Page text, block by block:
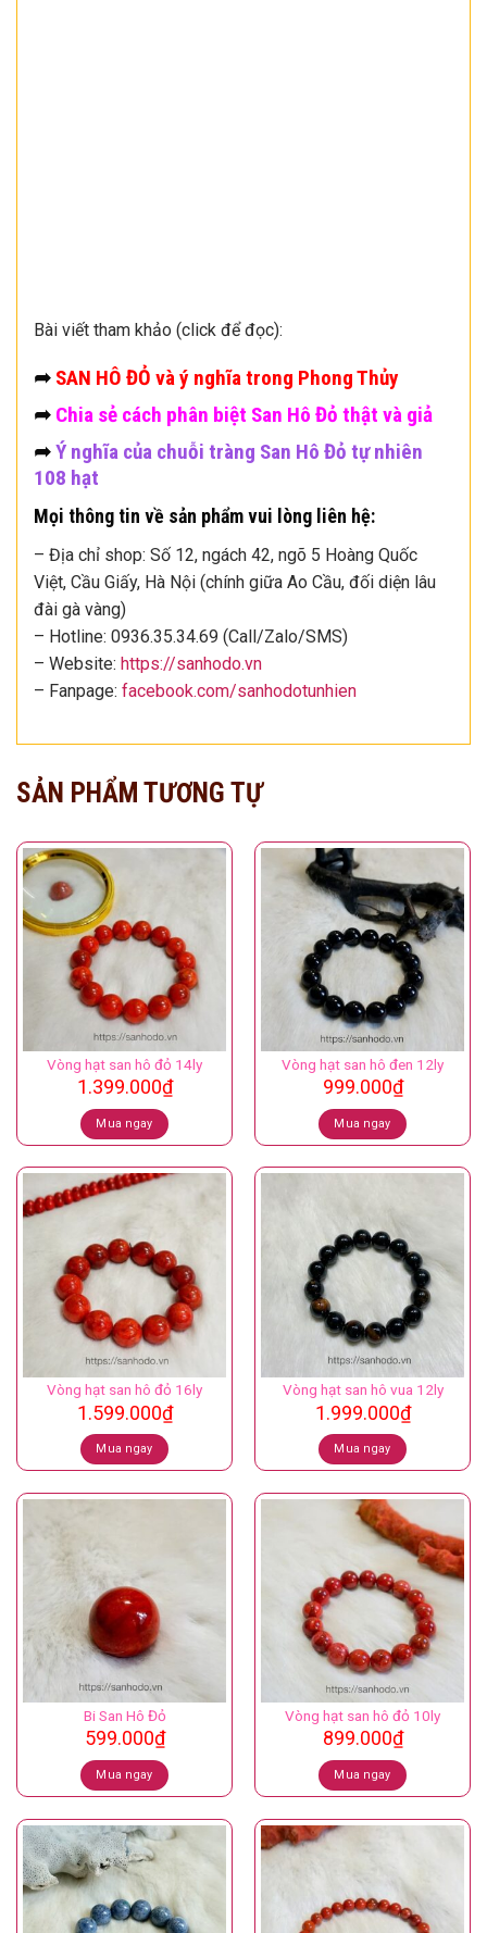
Bài viết tham khảo (click để đọc):
➦ SAN HÔ ĐỎ và ý nghĩa trong Phong Thủy
➦ Chia sẻ cách phân biệt San Hô Đỏ thật và giả
➦Ý nghĩa của chuỗi tràng San Hô Đỏ tự nhiên
108 hạt
Mọi thông tin về sản phẩm vui lòng liên hệ:
– Địa chỉ shop: Số 12, ngách 42, ngõ 5 Hoàng Quốc
Việt, Cầu Giấy, Hà Nội (chính giữa Ao Cầu, đối diện lâu
đài gà vàng)
– Hotline: 0936.35.34.69 (Call/Zalo/SMS)
– Website: https://sanhodo.vn
– Fanpage: facebook.com/sanhodotunhien
SẢN PHẨM TƯƠNG TỰ
Vòng hạt san hô đỏ 14ly
1.399.000₫
Mua ngay
Vòng hạt san hô đen 12ly
999.000₫
Mua ngay
Vòng hạt san hô đỏ 16ly
1.599.000₫
Mua ngay
Vòng hạt san hô vua 12ly
1.999.000₫
Mua ngay
Bi San Hô Đỏ
599.000₫
Mua ngay
Vòng hạt san hô đỏ 10ly
899.000₫
Mua ngay